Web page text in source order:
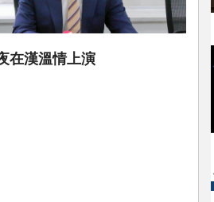
在漢溫情上演